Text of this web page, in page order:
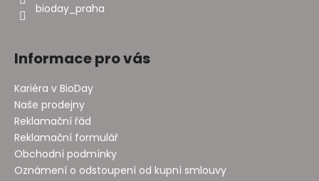
bioday_praha
Informace pro vás
Kariéra v BioDay
Naše prodejny
Reklamační řád
Reklamační formulář
Obchodní podmínky
Oznámení o odstoupení od kupní smlouvy